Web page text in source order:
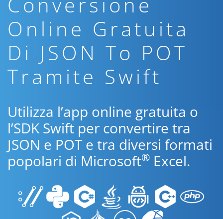
Online Gratuita
Di JSON To POT
Tramite Swift
Utilizza l’app online gratuita o
l’SDK Swift per convertire tra
JSON e POT e tra diversi formati
popolari di Microsoft® Excel.